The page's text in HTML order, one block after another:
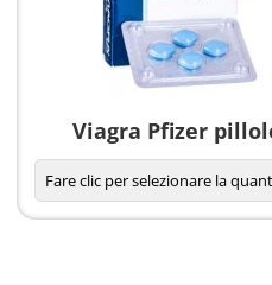
Viagra Pfizer